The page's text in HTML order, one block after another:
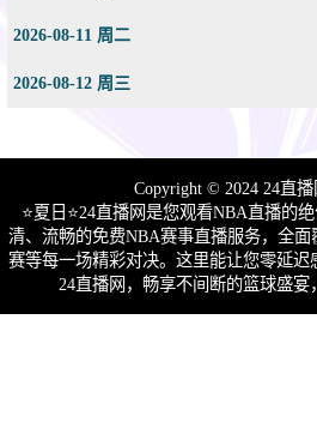
2026-08-11 周二
2026-08-12 周三
Copyright © 2024 24直
⭐️夏日⭐24直播网是您观看NBA直播的
清、流畅的免费NBA赛事直播服务，全
赛等每一场精彩对决。这里能让您零延
24直播网，畅享不间断的篮球盛宴